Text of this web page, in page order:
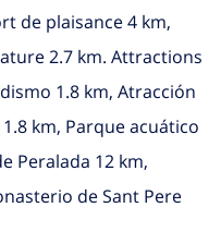
de plaisance 4 km,
2.7 km. Attractions
1.8 km, Atracción
km, Parque acuático
Peralada 12 km,
de Sant Pere